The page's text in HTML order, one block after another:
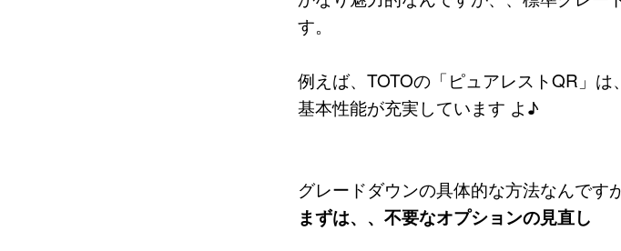
す。
例えば、TOTOの「ピュアレストQR」は
基本性能が充実しています よ♪
グレードダウンの具体的な方法なんですが
まずは、、不要なオプションの見直し